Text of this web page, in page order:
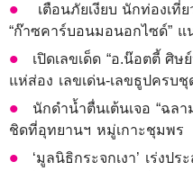
เตือนภัยเงียบ นักท่องเที่
“ก๊าซคาร์บอนมอนอกไซด์” แ
เปิดเลขเด็ด “อ.น๊อตตี้ ศิ
แห่ส่อง เลขเด่น-เลขธูปครบชุ
นักดำน้ำตื่นเต้นเจอ “ฉล
ชิดที่อุทยานฯ หมู่เกาะชุมพร
‘มูลนิธิกระจกเงา’ เร่งป